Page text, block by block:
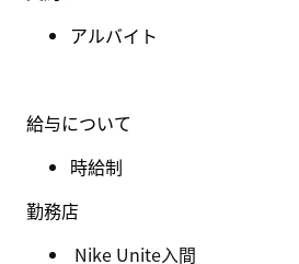
アルバイト
給与について
時給制
勤務店
Nike Unite入間